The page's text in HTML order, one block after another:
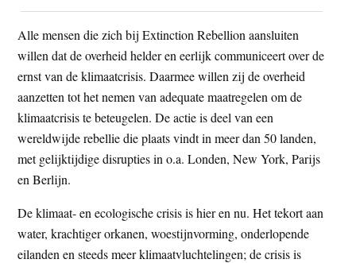
Alle mensen die zich bij Extinction Rebellion aansluiten
willen dat de overheid helder en eerlijk communiceert over de
ernst van de klimaatcrisis. Daarmee willen zij de overheid
aanzetten tot het nemen van adequate maatregelen om de
klimaatcrisis te beteugelen. De actie is deel van een
wereldwijde rebellie die plaats vindt in meer dan 50 landen,
met gelijktijdige disrupties in o.a. Londen, New York, Parijs
en Berlijn.
De klimaat- en ecologische crisis is hier en nu. Het tekort aan
water, krachtiger orkanen, woestijnvorming, onderlopende
eilanden en steeds meer klimaatvluchtelingen; de crisis is